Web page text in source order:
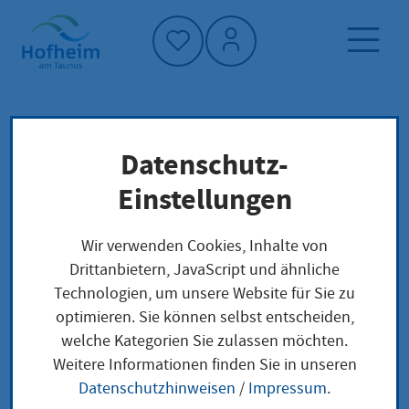
Startseite"
Dienstleistung-Finder
Lokale Anliegen
Hessische Intellectual Property Organisation
Hessische Intellectual
Property Organisation
Datenschutz-
Einstellungen
Wir verwenden Cookies, Inhalte von
Drittanbietern, JavaScript und ähnliche
Technologien, um unsere Website für Sie zu
optimieren. Sie können selbst entscheiden,
welche Kategorien Sie zulassen möchten.
Weitere Informationen finden Sie in unseren
Datenschutzhinweisen / Impressum.